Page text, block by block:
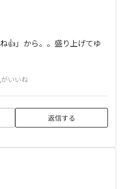
👍」から。。盛り上げてゆ
がいいね
返信する